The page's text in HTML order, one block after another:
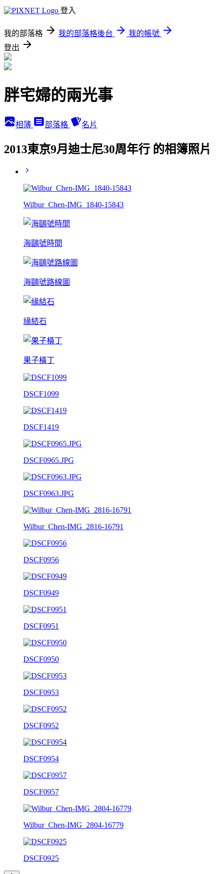
登入
我的部落格 我的部落格後台
我的帳號
登出
胖宅婦的兩光事
相簿 部落格 名片
2013東京9月迪士尼30周年行 的相簿照片
Wilbur_Chen-IMG_1840-15843
海鷗號時間
海鷗號路線圖
緣結石
果子橫丁
DSCF1099
DSCF1419
DSCF0965.JPG
DSCF0963.JPG
Wilbur_Chen-IMG_2816-16791
DSCF0956
DSCF0949
DSCF0951
DSCF0950
DSCF0953
DSCF0952
DSCF0954
DSCF0957
Wilbur_Chen-IMG_2804-16779
DSCF0925